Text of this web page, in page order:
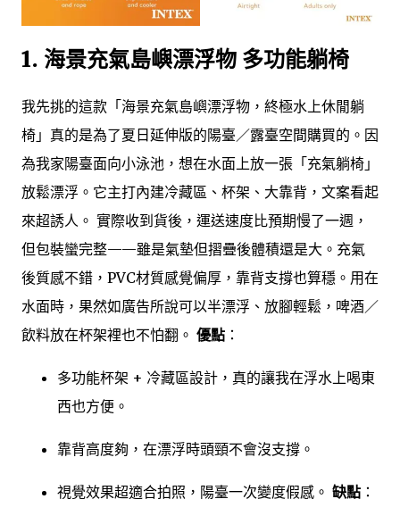
1. 海景充氣島嶼漂浮物 多功能躺椅
我先挑的這款「海景充氣島嶼漂浮物，終極水上休閒躺
椅」真的是為了夏日延伸版的陽臺／露臺空間購買的。因
為我家陽臺面向小泳池，想在水面上放一張「充氣躺椅」
放鬆漂浮。它主打內建冷藏區、杯架、大靠背，文案看起
來超誘人。 實際收到貨後，運送速度比預期慢了一週，
但包裝蠻完整——雖是氣墊但摺疊後體積還是大。充氣
後質感不錯，PVC材質感覺偏厚，靠背支撐也算穩。用在
水面時，果然如廣告所說可以半漂浮、放腳輕鬆，啤酒／
飲料放在杯架裡也不怕翻。 優點 ：
多功能杯架 + 冷藏區設計，真的讓我在浮水上喝東
西也方便。
靠背高度夠，在漂浮時頭頸不會沒支撐。
視覺效果超適合拍照，陽臺一次變度假感。 缺點 ：